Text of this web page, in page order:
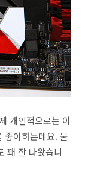
개인적으로는 이
좋아하는데요. 물
꽤 잘 나왔습니